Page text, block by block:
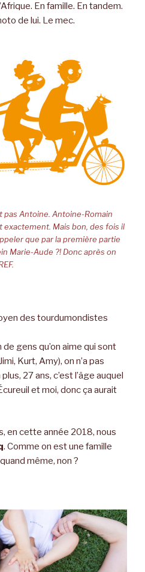
En famille. En tandem.
de lui. Le mec.
pas Antoine. Antoine-Romain
exactement. Mais bon, des fois il
que par la première partie
Marie-Aude ?! Donc après on
des tourdumondistes
de gens qu’on aime qui sont
Kurt, Amy), on n’a pas
27 ans, c’est l’âge auquel
et moi, donc ça aurait
en cette année 2018, nous
. Comme on est une famille
même, non ?